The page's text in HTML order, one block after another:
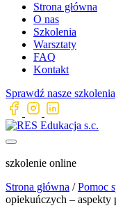
Strona główna
O nas
Szkolenia
Warsztaty
FAQ
Kontakt
Sprawdź nasze szkolenia
szkolenie online
Strona główna /Pomoc
opiekuńczych – aspekty